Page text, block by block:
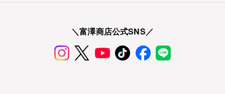
＼富澤商店公式SNS／